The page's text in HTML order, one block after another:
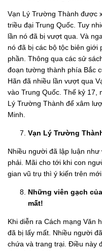
Vạn Lý Trường Thành được
triều đại Trung Quốc. Tuy
lần nó đã bị vượt qua. Và
nó đã bị các bộ tộc biên giới
phần. Thông qua các sử
đoạn tường thành phía Bắc
Hãn đã nhiều lần vượt qua
vào Trung Quốc. Thế kỷ 17,
Lý Trường Thành để xâm
Minh.
Vạn Lý Trường
Nhiều người đã lập luận
phải. Mãi cho tới khi con
gian vũ trụ thì ý kiến trên
Những viên gạch
mất!
Khi diễn ra Cách mạng Văn
đã bị lấy mất. Nhiều người
chứa và trang trại. Điều này